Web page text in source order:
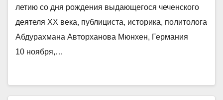
летию со дня рождения выдающегося чеченского
деятеля ХХ века, публициста, историка, политолога
Абдурахмана Авторханова Мюнхен, Германия
10 ноября,…